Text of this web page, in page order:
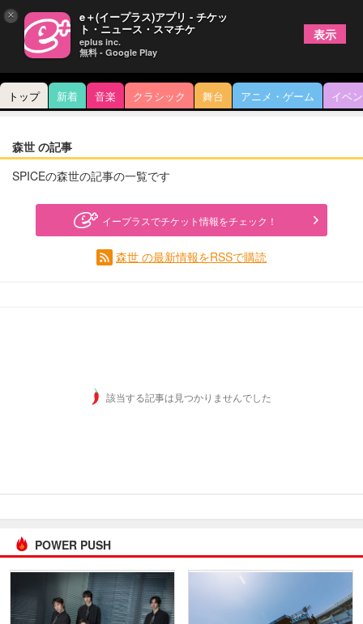
トップ 新着 音楽 クラシック 舞台 アニメ・ゲーム イベ
森世 の記事
SPICEの森世の記事の一覧です
イープラスでチケット情報をチェック！
森世 の最新情報をRSSで購読
該当する記事は見つかりませんでした
POWER PUSH
× e＋(イープラス)アプリ - チケッ
ト・ニュース・スマチケ
eplus inc.
無料 - Google Play
表示